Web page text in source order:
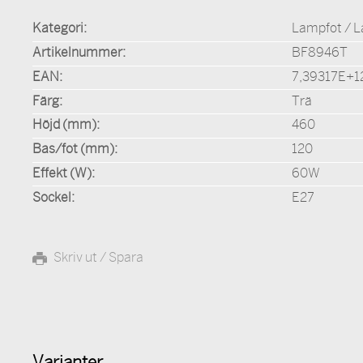
Kategori:
Lampfot /
Artikelnummer:
BF8946T
EAN:
Färg:
Trä
Höjd (mm):
460
Bas/fot (mm):
120
Effekt (W):
60W
Sockel:
E27
Skriv ut / Spara